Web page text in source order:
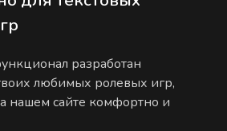
разработан
любимых ролевых игр,
нашем сайте комфортно и